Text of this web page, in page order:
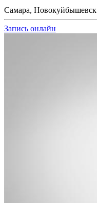
Самара, Новокуйбышевск
Запись онлайн